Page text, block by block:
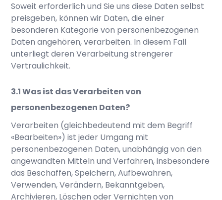
Soweit erforderlich und Sie uns diese Daten selbst
preisgeben, können wir Daten, die einer
besonderen Kategorie von personenbezogenen
Daten angehören, verarbeiten. In diesem Fall
unterliegt deren Verarbeitung strengerer
Vertraulichkeit.
Was ist das Verarbeiten von
personenbezogenen Daten?
Verarbeiten (gleichbedeutend mit dem Begriff
«Bearbeiten») ist jeder Umgang mit
personenbezogenen Daten, unabhängig von den
angewandten Mitteln und Verfahren, insbesondere
das Beschaffen, Speichern, Aufbewahren,
Verwenden, Verändern, Bekanntgeben,
Archivieren, Löschen oder Vernichten von